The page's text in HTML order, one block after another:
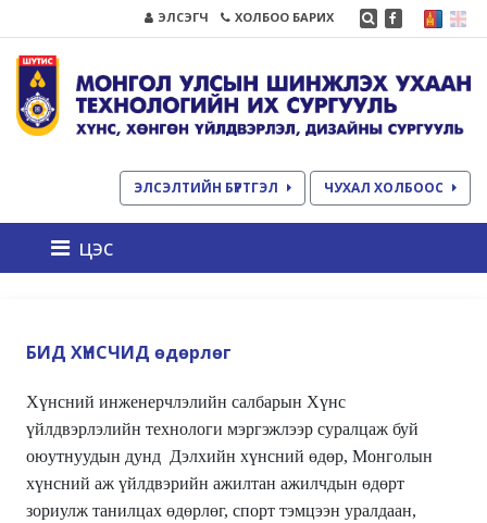
ЭЛСЭГЧ ХОЛБОО БАРИХ
ЭЛСЭЛТИЙН БҮРТГЭЛ ЧУХАЛ ХОЛБООС
цэс
БИД ХҮНСЧИД өдөрлөг
Хүнсний инженерчлэлийн салбарын Хүнс
үйлдвэрлэлийн технологи мэргэжлээр суралцаж буй
оюутнуудын дунд Дэлхийн хүнсний өдөр, Монголын
хүнсний аж үйлдвэрийн ажилтан ажилчдын өдөрт
зориулж танилцах өдөрлөг, спорт тэмцээн уралдаан,